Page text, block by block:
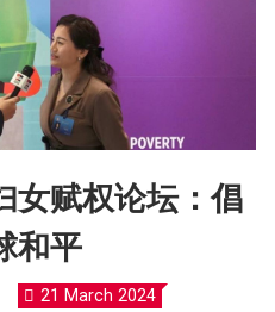
赋权论坛：倡
和平
21 March 2024